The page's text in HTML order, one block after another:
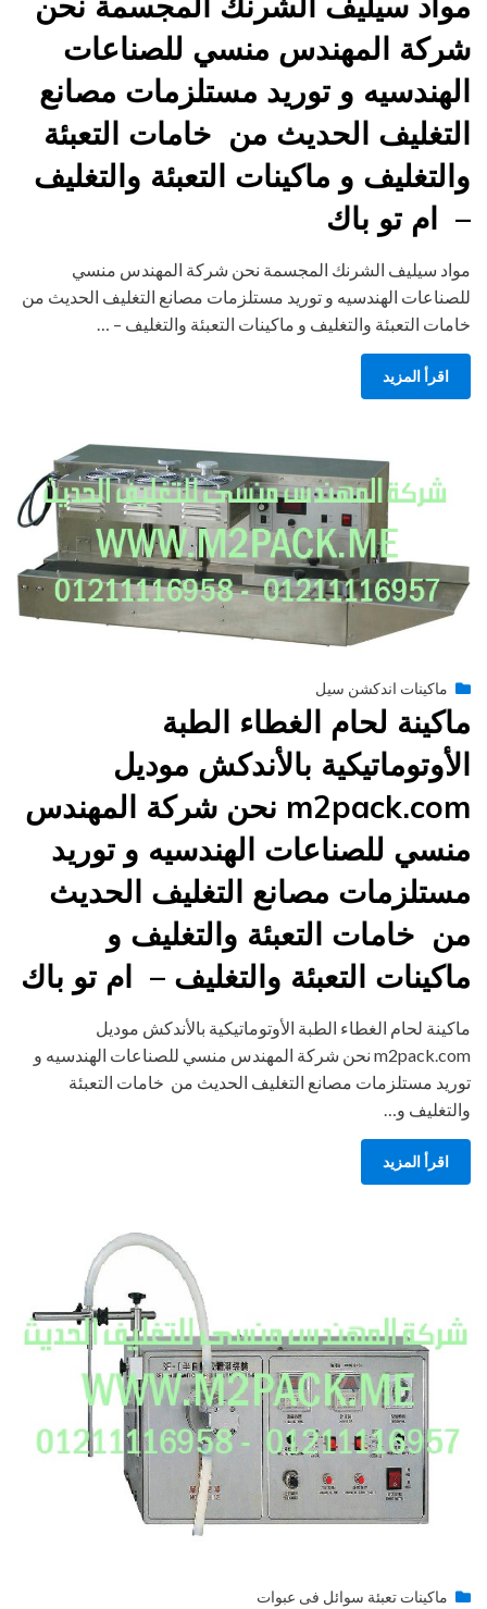
شركة المهندس منسي للصناعات
الهندسيه و توريد مستلزمات مصانع
التغليف الحديث من خامات التعبئة
والتغليف و ماكينات التعبئة والتغليف
– ام تو باك
مواد سيليف الشرنك المجسمة نحن شركة المهندس منسي
للصناعات الهندسيه و توريد مستلزمات مصانع التغليف الحديث من
خامات التعبئة والتغليف و ماكينات التعبئة والتغليف – …
اقرأ المزيد
byengmansyPosted
يونيو 29, 2015
ماكينات اندكشن سيل
ماكينة لحام الغطاء الطبة
الأوتوماتيكية بالأندكش موديل
m2pack.com نحن شركة المهندس
منسي للصناعات الهندسيه و توريد
مستلزمات مصانع التغليف الحديث
من خامات التعبئة والتغليف و
ماكينات التعبئة والتغليف – ام تو باك
ماكينة لحام الغطاء الطبة الأوتوماتيكية بالأندكش موديل
m2pack.com نحن شركة المهندس منسي للصناعات الهندسيه و
توريد مستلزمات مصانع التغليف الحديث من خامات التعبئة
والتغليف و…
اقرأ المزيد
byengmansyPosted
يونيو 29, 2015
ماكينات تعبئة سوائل فى عبوات